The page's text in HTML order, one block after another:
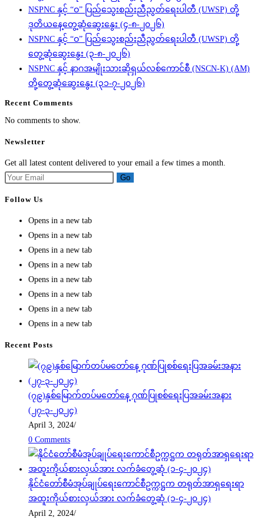
NSPNC နှင့် “ဝ” ပြည်သွေးစည်းညီညွတ်ရေးပါတီ (UWSP) တို့
ဒုတိယနေ့တွေ့ဆုံဆွေးနွေး (၄-၈-၂၀၂၆)
NSPNC နှင့် “ဝ” ပြည်သွေးစည်းညီညွတ်ရေးပါတီ (UWSP) တို့
တွေ့ဆုံဆွေးနွေး (၃-၈-၂၀၂၆)
NSPNC နှင့် နာဂအမျိုးသားဆိုရှယ်လစ်ကောင်စီ (NSCN-K) (AM)
တို့တွေ့ဆုံဆွေးနွေး (၃၁-၇-၂၀၂၆)
Recent Comments
No comments to show.
Newsletter
Get all latest content delivered to your email a few times a month.
Go
Follow Us
Opens in a new tab
Opens in a new tab
Opens in a new tab
Opens in a new tab
Opens in a new tab
Opens in a new tab
Opens in a new tab
Opens in a new tab
Recent Posts
(၇၉)နှစ်မြောက်တပ်မတော်နေ့ ဂုဏ်ပြုစစ်ရေးပြအခမ်းအနား
(၂၇-၃-၂၀၂၄)
April 3, 2024/
0 Comments
နိုင်ငံတော်စီမံအုပ်ချုပ်ရေးကောင်စီဥက္ကဋ္ဌက တရုတ်အာရှရေးရာ
အထူးကိုယ်စားလှယ်အား လက်ခံတွေ့ဆုံ (၁-၄-၂၀၂၄)
April 2, 2024/